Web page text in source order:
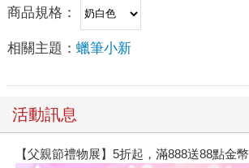
商品規格：
相關主題： 蠟筆小新
活動訊息
【父親節禮物展】5折起，滿888送88點金幣